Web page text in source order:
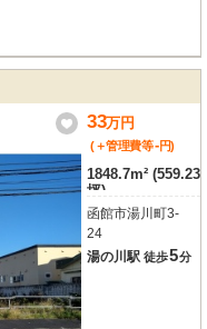
33万円
(＋管理費等-円)
1848.7m² (559.23
坪)
函館市湯川町3-
24
湯の川駅 徒歩5分